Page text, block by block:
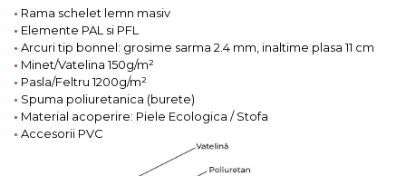
• Rama schelet lemn masiv
• Elemente PAL si PFL
• Arcuri tip bonnel: grosime sarma 2.4 mm, inaltime plasa 11 cm
• Minet/Vatelina 150g/m²
• Pasla/Feltru 1200g/m²
• Spuma poliuretanica (burete)
• Material acoperire: Piele Ecologica / Stofa
• Accesorii PVC